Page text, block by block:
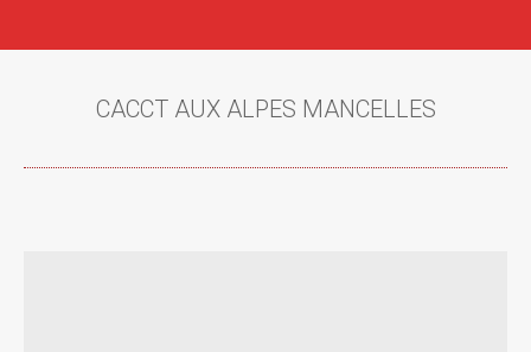
CACCT AUX ALPES MANCELLES